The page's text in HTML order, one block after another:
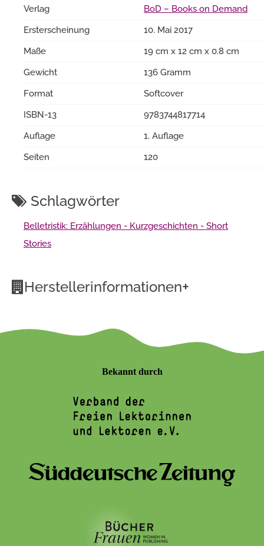
Verlag
BoD – Books on Demand
Ersterscheinung
10. Mai 2017
Maße
19 cm x 12 cm x 0.8 cm
Gewicht
136 Gramm
Format
Softcover
ISBN-13
9783744817714
Auflage
1. Auflage
Seiten
120
Schlagwörter
Belletristik: Erzählungen - Kurzgeschichten - Short
Stories
Herstellerinformationen+
Bekannt durch